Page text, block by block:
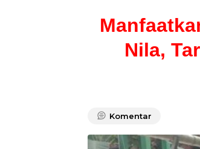
Nila,
Komentar